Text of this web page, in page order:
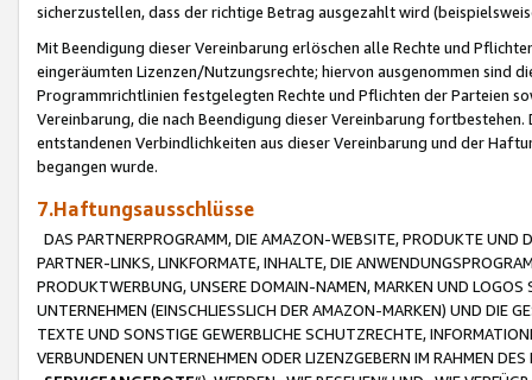
sicherzustellen, dass der richtige Betrag ausgezahlt wird
Mit Beendigung dieser Vereinbarung erlöschen alle Rechte und
eingeräumten Lizenzen/Nutzungsrechte; hiervon ausgenommen sind
Programmrichtlinien festgelegten Rechte und Pflichten der Parteien
Vereinbarung, die nach Beendigung dieser Vereinbarung
entstandenen Verbindlichkeiten aus dieser Vereinbarung und der
begangen wurde.
7.Haftungsausschlüsse
DAS PARTNERPROGRAMM, DIE AMAZON-WEBSITE, PRODUKTE UND
PARTNER-LINKS, LINKFORMATE, INHALTE, DIE
PRODUKTWERBUNG, UNSERE DOMAIN-NAMEN, MARKEN UND
UNTERNEHMEN (EINSCHLIESSLICH DER AMAZON-MARKEN) UND DIE
TEXTE UND SONSTIGE GEWERBLICHE SCHUTZRECHTE,
VERBUNDENEN UNTERNEHMEN ODER LIZENZGEBERN IM RAHMEN